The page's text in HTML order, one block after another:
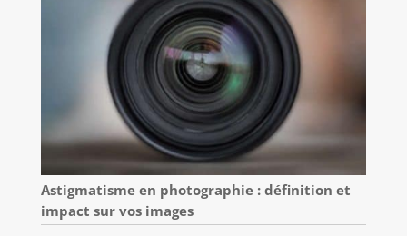
Astigmatisme en photographie : définition et
impact sur vos images